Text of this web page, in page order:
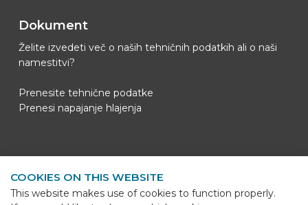
Dokument
Želite izvedeti več o naših tehničnih podatkih ali o naši
namestitvi?
Prenesite tehnične podatke
Prenesi napajanje hlajenja
BEKS Systems
Meerheide 58
COOKIES ON THIS WEBSITE
This website makes use of cookies to function properly.